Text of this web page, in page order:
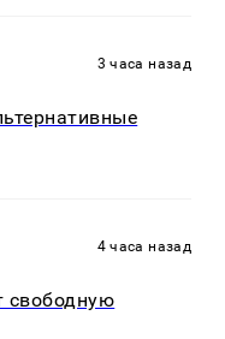
3 часа назад
4 часа назад
свободную